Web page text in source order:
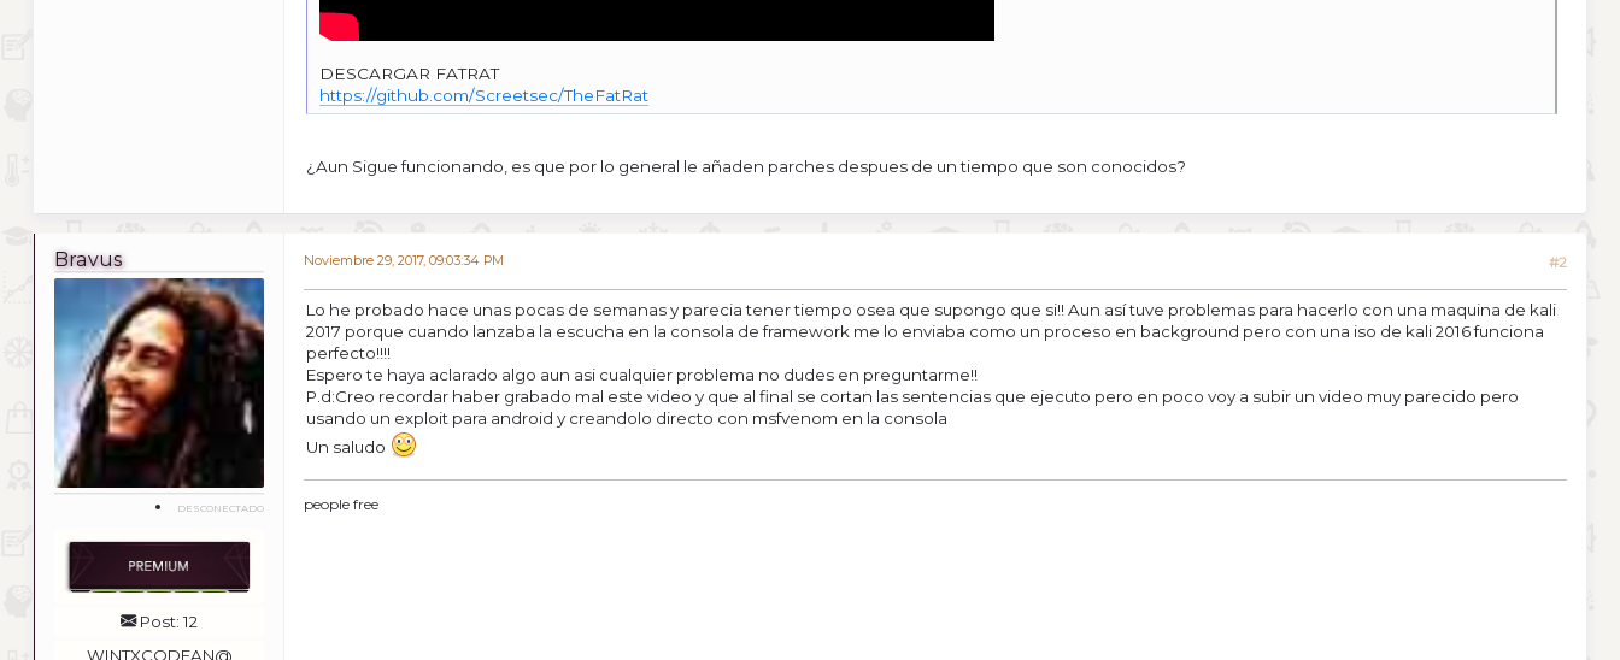
DESCARGAR FATRAT
https://github.com/Screetsec/TheFatRat
¿Aun Sigue funcionando, es que por lo general le añaden parches despues de un tiempo que son conocidos?
Bravus
DESCONECTADO
Post: 12
WINTXCODEAN@
Noviembre 29, 2017, 09:03:34 PM #2
Lo he probado hace unas pocas de semanas y parecia tener tiempo osea que supongo que si!! Aun así tuve problemas para hacerlo con una maquina de kali
2017 porque cuando lanzaba la escucha en la consola de framework me lo enviaba como un proceso en background pero con una iso de kali 2016 funciona
perfecto!!!!
Espero te haya aclarado algo aun asi cualquier problema no dudes en preguntarme!!
P.d:Creo recordar haber grabado mal este video y que al final se cortan las sentencias que ejecuto pero en poco voy a subir un video muy parecido pero
usando un exploit para android y creandolo directo con msfvenom en la consola
Un saludo
people free